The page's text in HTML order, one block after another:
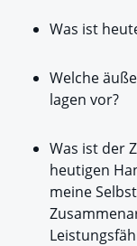
Was ist
Welche
lagen vor?
Was ist der
heutigen
meine